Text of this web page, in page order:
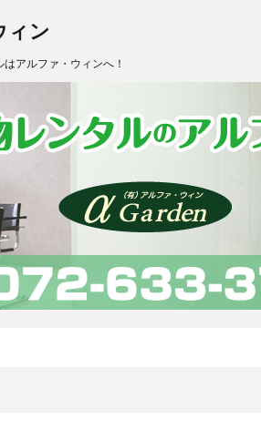
ィン
アルファ・ウィンへ！